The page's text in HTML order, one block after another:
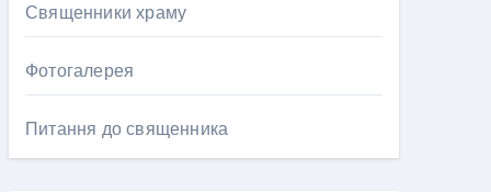
Священники храму
Фотогалерея
Питання до священника